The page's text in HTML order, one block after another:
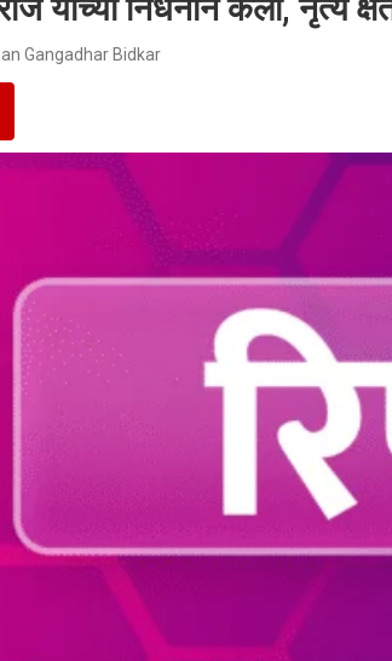
यांच्या निधनाने कला, नृत्य
Gangadhar Bidkar